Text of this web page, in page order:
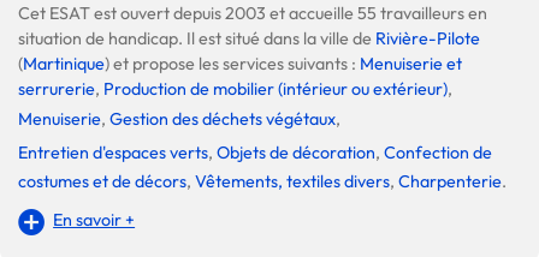
Cet ESAT est ouvert depuis 2003 et accueille 55 travailleurs en
situation de handicap. Il est situé dans la ville de Rivière-Pilote
(Martinique) et propose les services suivants : Menuiserie et
serrurerie, Production de mobilier (intérieur ou extérieur),
Menuiserie, Gestion des déchets végétaux,
Entretien d'espaces verts, Objets de décoration, Confection de
costumes et de décors, Vêtements, textiles divers, Charpenterie.
En savoir +